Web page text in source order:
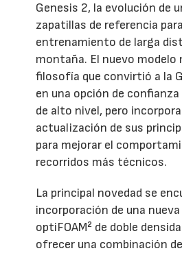
Genesis 2, la evolución de
zapatillas de referencia
entrenamiento de larga
montaña. El nuevo modelo
filosofía que convirtió a la
en una opción de
de alto nivel, pero
actualización de sus
para mejorar el
recorridos más técnicos.
La principal novedad se
incorporación de una
optiFOAM² de doble
ofrecer una combinación